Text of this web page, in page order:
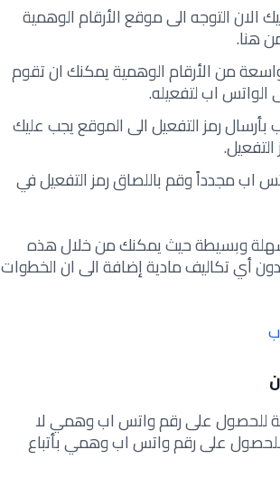
الان التوجه الى موقع الأرقام الوهمية
هنا.
من الأرقام الوهمية يمكنك ان تقوم
الواتس اب لتفعيله.
رمز التفعيل الى الموقع يجب عليك
اب مجدداً وقم باللصاق رمز التفعيل في
وبسيطة حيث يمكنك من خلال هذه
أي تكاليف مادية إضافة الى ان الخطوات
للحصول على رقم واتس اب وهمي لا
على رقم واتس اب وهمي بأتباع